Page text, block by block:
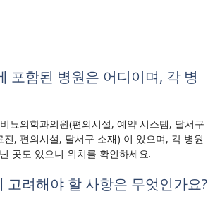
포함된 병원은 어디이며, 각 병
뇨의학과의원(편의시설, 예약 시스템, 달서구
, 편의시설, 달서구 소재) 이 있으며, 각 병원
곳도 있으니 위치를 확인하세요.
려해야 할 사항은 무엇인가요?